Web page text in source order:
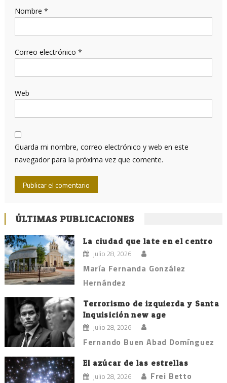
Nombre *
Correo electrónico *
Web
Guarda mi nombre, correo electrónico y web en este
navegador para la próxima vez que comente.
ÚLTIMAS PUBLICACIONES
La ciudad que late en el centro
julio 28, 2026
María Fernanda González
Hernández
Terrorismo de izquierda y Santa
Inquisición new age
julio 28, 2026
Fernando Buen Abad Domínguez
El azúcar de las estrellas
julio 28, 2026 Frei Betto